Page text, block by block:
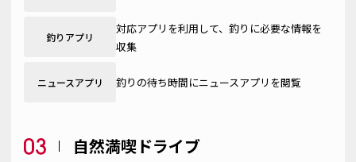
釣りアプリ
対応アプリを利用して、釣りに必要な情報を
収集
ニュースアプリ 釣りの待ち時間にニュースアプリを閲覧
自然満喫ドライブ